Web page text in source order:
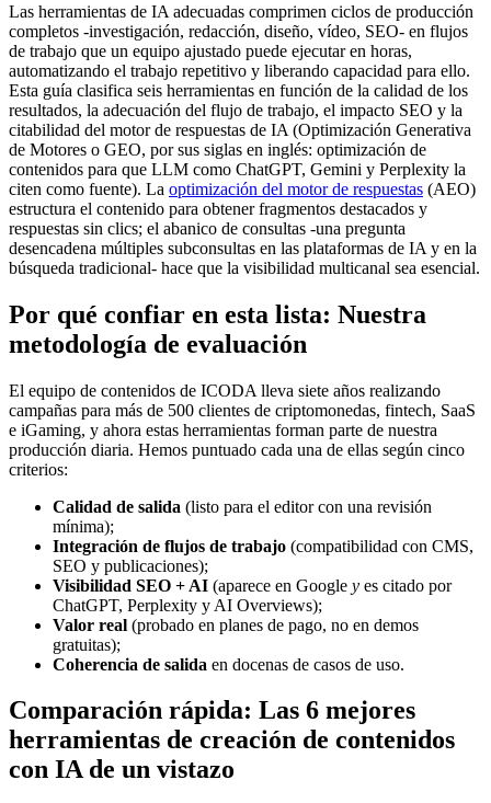
Las herramientas de IA adecuadas comprimen ciclos de producción
completos -investigación, redacción, diseño, vídeo, SEO- en flujos
de trabajo que un equipo ajustado puede ejecutar en horas,
automatizando el trabajo repetitivo y liberando capacidad para ello.
Esta guía clasifica seis herramientas en función de la calidad de los
resultados, la adecuación del flujo de trabajo, el impacto SEO y la
citabilidad del motor de respuestas de IA (Optimización Generativa
de Motores o GEO, por sus siglas en inglés: optimización de
contenidos para que LLM como ChatGPT, Gemini y Perplexity la
citen como fuente). La optimización del motor de respuestas (AEO)
estructura el contenido para obtener fragmentos destacados y
respuestas sin clics; el abanico de consultas -una pregunta
desencadena múltiples subconsultas en las plataformas de IA y en la
búsqueda tradicional- hace que la visibilidad multicanal sea esencial.
Por qué confiar en esta lista: Nuestra
metodología de evaluación
El equipo de contenidos de ICODA lleva siete años realizando
campañas para más de 500 clientes de criptomonedas, fintech, SaaS
e iGaming, y ahora estas herramientas forman parte de nuestra
producción diaria. Hemos puntuado cada una de ellas según cinco
criterios:
Calidad de salida (listo para el editor con una revisión
mínima);
Integración de flujos de trabajo (compatibilidad con CMS,
SEO y publicaciones);
Visibilidad SEO + AI (aparece en Google y es citado por
ChatGPT, Perplexity y AI Overviews);
Valor real (probado en planes de pago, no en demos
gratuitas);
Coherencia de salida en docenas de casos de uso.
Comparación rápida: Las 6 mejores
herramientas de creación de contenidos
con IA de un vistazo